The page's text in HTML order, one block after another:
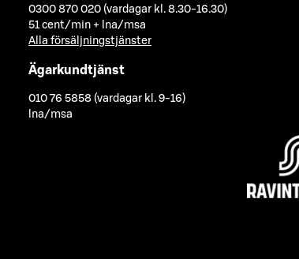
0300 870 020 (vardagar kl. 8.30-16.30)
51 cent/min + lna/msa
Alla försäljningstjänster
Ägarkundtjänst
010 76 5858 (vardagar kl. 9-16)
lna/msa